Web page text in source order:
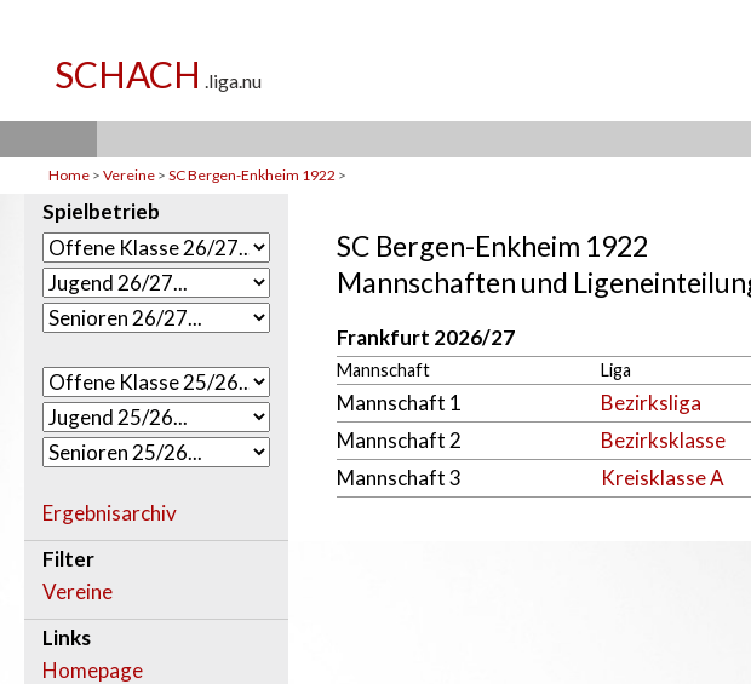
Home > Vereine > SC Bergen-Enkheim 1922 >
Spielbetrieb
Ergebnisarchiv
Filter
Vereine
Links
Homepage
SC Bergen-Enkheim 1922
Mannschaften und
Frankfurt 2026/27
Mannschaft Liga
Mannschaft 1 Bezirksliga
Mannschaft 2
Bezirksklasse
Mannschaft 3
Kreisklasse A